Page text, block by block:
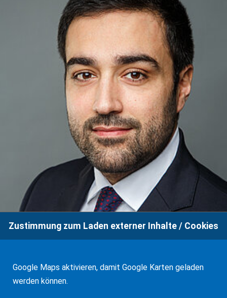
Zustimmung zum Laden externer Inhalte / Cookies
Google Maps aktivieren, damit Google Karten geladen
werden können.